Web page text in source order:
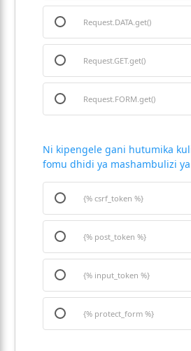
Request.DATA.get()
Request.GET.get()
Request.FORM.get()
Ni kipengele gani hutumika
fomu dhidi ya mashambulizi ya
{% csrf_token %}
{% post_token %}
{% input_token %}
{% protect_form %}